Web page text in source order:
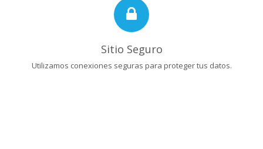
Sitio Seguro
Utilizamos conexiones seguras para proteger tus datos.